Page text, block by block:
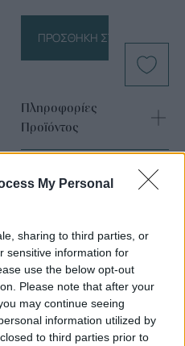
My Personal
sharing to third parties, or
sensitive information for
use the below opt-out
Please note that after your
may continue seeing
information utilized by
to third parties prior to
ΠΡΟΣΘΉΚΗ ΣΤΟ ΚΑΛΆΘΙ
Πληροφορίες
Προϊόντος
αγαπήθηκαν περισσότερο!
που ξεχωρίζουν για